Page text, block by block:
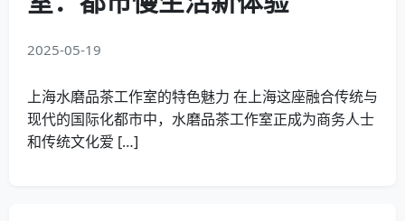
2025-05-19
上海水磨品茶工作室的特色魅力 在上海这座融合传统与
现代的国际化都市中，水磨品茶工作室正成为商务人士
和传统文化爱 […]